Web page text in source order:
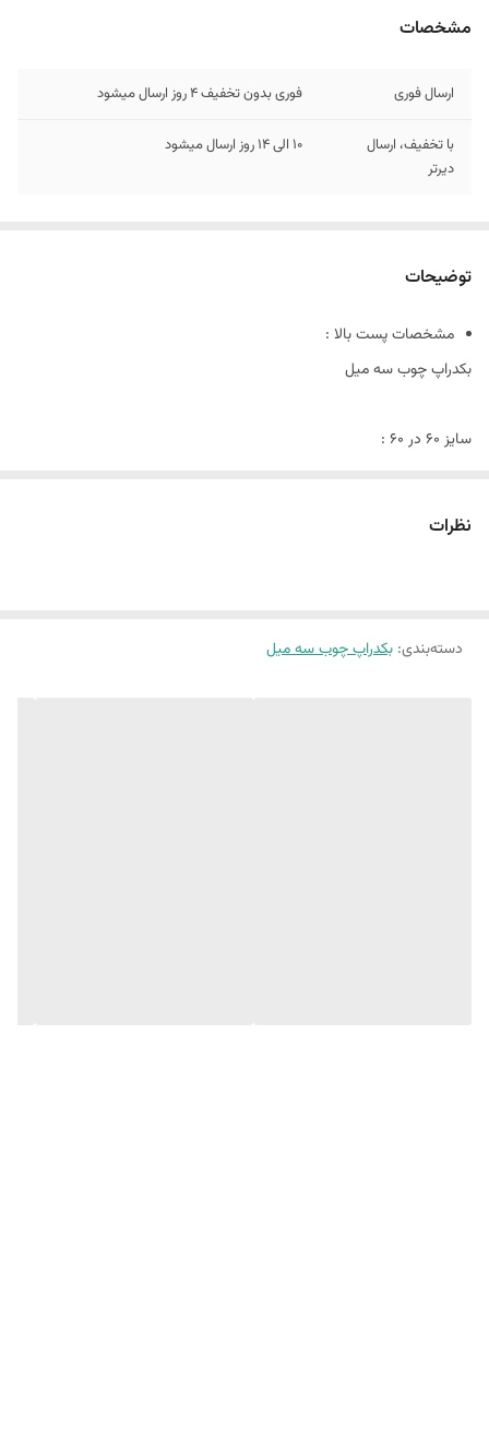
مشخصات
ارسال فوری فوری بدون تخفیف 4 روز ارسال میشود
با تخفیف، ارسال
دیرتر
10 الی 14 روز ارسال میشود
توضیحات
مشخصات پست بالا :
بکدراپ چوب سه میل
سایز ۶٠ در 60 :
نظرات
دسته‌بندی: بکدراپ چوب سه میل